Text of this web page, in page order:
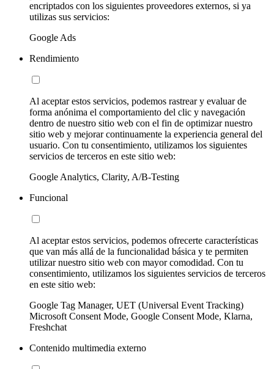
encriptados con los siguientes proveedores externos, si ya
utilizas sus servicios:
Google Ads
Rendimiento
Al aceptar estos servicios, podemos rastrear y evaluar de
forma anónima el comportamiento del clic y navegación
dentro de nuestro sitio web con el fin de optimizar nuestro
sitio web y mejorar continuamente la experiencia general del
usuario. Con tu consentimiento, utilizamos los siguientes
servicios de terceros en este sitio web:
Google Analytics, Clarity, A/B-Testing
Funcional
Al aceptar estos servicios, podemos ofrecerte características
que van más allá de la funcionalidad básica y te permiten
utilizar nuestro sitio web con mayor comodidad. Con tu
consentimiento, utilizamos los siguientes servicios de terceros
en este sitio web:
Google Tag Manager, UET (Universal Event Tracking)
Microsoft Consent Mode, Google Consent Mode, Klarna,
Freshchat
Contenido multimedia externo